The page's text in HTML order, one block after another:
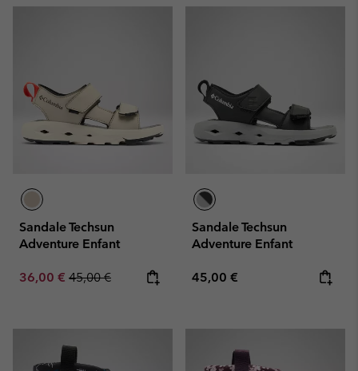
Sandale Techsun
Adventure Enfant
Sale price:
36,00 € Regular price:
45,00 €
Sandale Techsun
Adventure Enfant
Regular price:
45,00 €